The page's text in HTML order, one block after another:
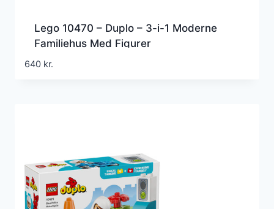
Lego 10470 – Duplo – 3-i-1 Moderne
Familiehus Med Figurer
640 kr.